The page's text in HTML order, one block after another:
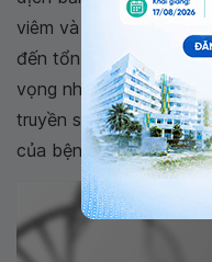
viêm và cả các cơ chế
đến tổn thương các tế
vọng những phát hiện
truyền sẽ giúp cá thể
của bệnh nhân.